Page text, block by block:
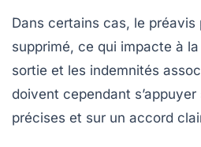
Dans certains cas, le
supprimé, ce qui impacte à
sortie et les indemnités
doivent cependant s’appuyer
précises et sur un accord